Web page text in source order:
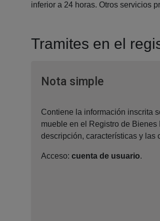
inferior a 24 horas. Otros servicios
Tramites en el
Nota simpleVentana
Contiene la información inscrita
mueble en el Registro de Bienes
descripción, características y las
Acceso: cuenta de usuario.